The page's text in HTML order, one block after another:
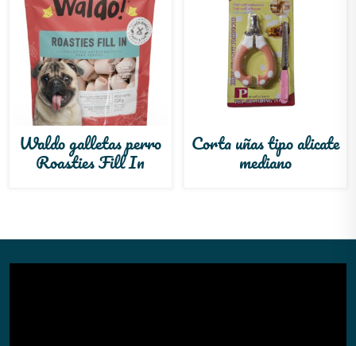
Waldo galletas perro
Roasties Fill In
Corta uñas tipo alicate
mediano